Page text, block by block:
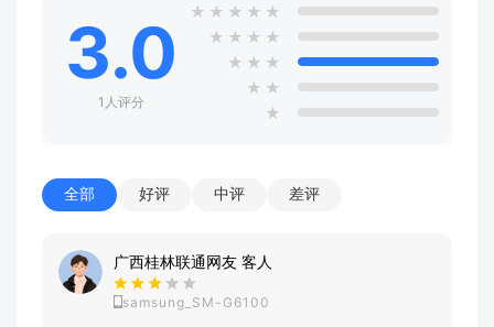
3.0
1人评分
★ ★ ★ ★ ★
★ ★ ★ ★
★ ★ ★
★ ★
★
全部 好评 中评 差评
广西桂林联通网友 客人
samsung_SM-G6100